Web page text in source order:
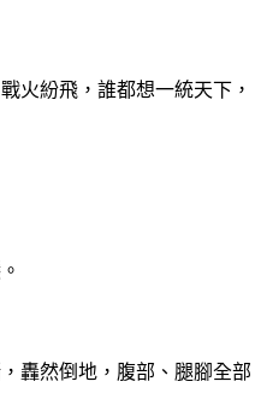
火紛飛，誰都想一統天下，
轟然倒地，腹部、腿腳全部